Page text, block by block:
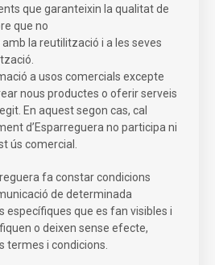
que garanteixin la qualitat de
que no
la reutilització i a les seves
a usos comercials excepte
nous productes o oferir serveis
En aquest segon cas, cal
d’Esparreguera no participa ni
ús comercial.
fa constar condicions
de determinada
específiques que es fan visibles i
o deixen sense efecte,
termes i condicions.